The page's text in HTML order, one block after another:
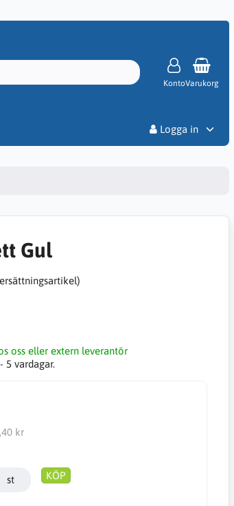
KontoVarukorg
Logga in
Gul
oss eller extern leverantör
5 vardagar.
kr
st KÖP